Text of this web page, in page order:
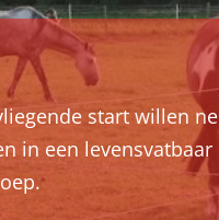
start willen
in een levensvatbaar